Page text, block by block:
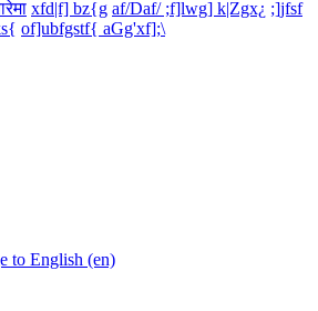
xfd|f] bz{g af/Daf/ ;f]lwg] k|Zgx¿ ;]jfsf
of]ubfgstf{ aGg'xf];\
to English (en)